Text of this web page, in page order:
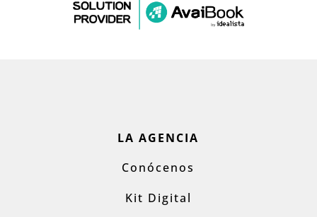
LA AGENCIA
Conócenos
Kit Digital